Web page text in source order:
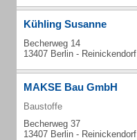
Kühling Susanne
Becherweg 14
13407 Berlin - Reinickendorf
MAKSE Bau GmbH
Baustoffe
Becherweg 37
13407 Berlin - Reinickendorf